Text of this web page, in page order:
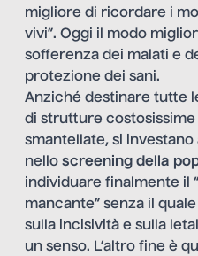
migliore di ricordare i
vivi”. Oggi il modo
sofferenza dei malati e
protezione dei sani.
Anziché destinare tutte
di strutture
smantellate, si
nello screening della
individuare finalmente il
mancante” senza il
sulla incisività e sulla
un senso. L’altro fine è